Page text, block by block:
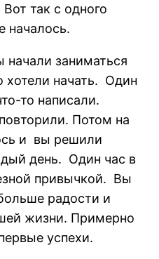
так с одного
началось.
начали заниматься
начать. Один
то написали.
Потом на
и вы решили
день. Один час в
привычкой. Вы
радости и
жизни. Примерно
успехи.